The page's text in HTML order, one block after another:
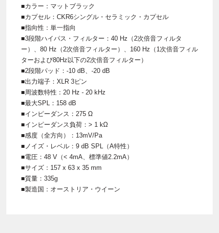
■カラー：マットブラック
■カプセル：CKR6シングル・セラミック・カプセル
■指向性：単一指向
■3段階ハイパス・フィルター：40 Hz（2次倍音フィルタ
ー）、80 Hz（2次倍音フィルター）、160 Hz（1次倍音フィル
ターおよび80Hz以下の2次倍音フィルター）
■2段階パッド：-10 dB、-20 dB
■出力端子：XLR 3ピン
■周波数特性：20 Hz - 20 kHz
■最大SPL：158 dB
■インピーダンス：275 Ω
■インピーダンス負荷：> 1 kΩ
■感度（全方向）：13mV/Pa
■ノイズ・レベル：9 dB SPL（A特性）
■電圧：48 V（< 4mA、標準値2.2mA）
■サイズ：157 x 63 x 35 mm
■質量：335g
■製造国：オーストリア・ウイーン